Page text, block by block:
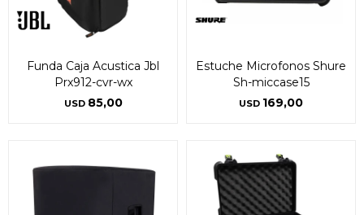
Funda Caja Acustica Jbl
Prx912-cvr-wx
USD 85,00
Estuche Microfonos Shure
Sh-miccase15
USD 169,00